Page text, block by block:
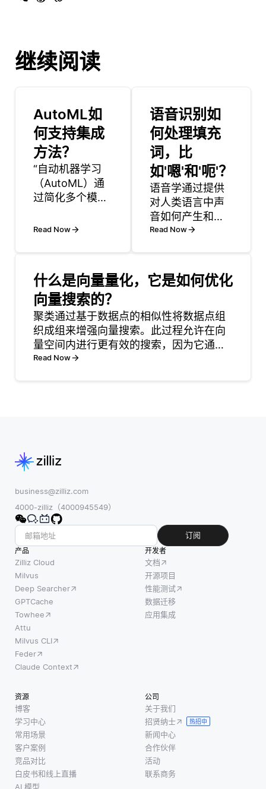
继续阅读
AutoML如
何支持集成
方法？
“自动机器学习
（AutoML）通
过简化多个模型
持集成方法，从
能。集成方法依
即将不同模型组
合在一起通常会
比使用单个模型
取得更好的结
果。AutoML平
台简化了这些模
Read Now
语音识别如
何处理填充
词，比
如'嗯'和'呃'？
语音学通过提供
对人类语言中声
音如何产生和表
达的基本理解，
用。语音学的核
心是研究语音或
性，包括其发
音，声学和听
觉。在语音识别
Read Now
什么是向量量化，它是如何优化
向量搜索的？
聚类通过基于数据点的相似性将数据点组
织成组来增强向量搜索。此过程允许在向
量空间内进行更有效的搜索，因为它通过
关注相关聚类来减少搜索区域。当引入查
Read Now
business@zilliz.com
4000-zilliz（4000945549）
订阅
产品
Zilliz Cloud
Milvus
Deep Searcher
GPTCache
Towhee
Attu
Milvus CLI
Feder
Claude Context
开发者
文档
开源项目
性能测试
数据迁移
应用集成
资源
博客
学习中心
常用场景
客户案例
竞品对比
白皮书和线上直播
AI 模型
公司
关于我们
招贤纳士
热招中
新闻中心
合作伙伴
活动
联系商务